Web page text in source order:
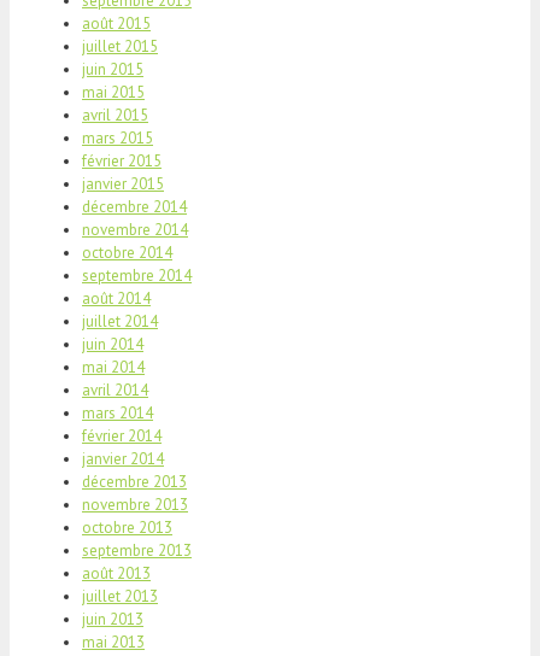
août 2015
juillet 2015
juin 2015
mai 2015
avril 2015
mars 2015
février 2015
janvier 2015
décembre 2014
novembre 2014
octobre 2014
septembre 2014
août 2014
juillet 2014
juin 2014
mai 2014
avril 2014
mars 2014
février 2014
janvier 2014
décembre 2013
novembre 2013
octobre 2013
septembre 2013
août 2013
juillet 2013
juin 2013
mai 2013